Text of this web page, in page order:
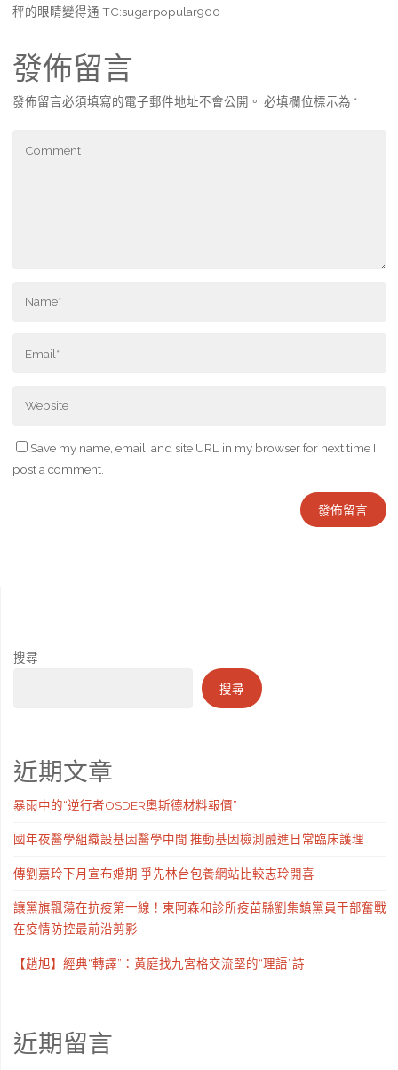
秤的眼睛變得通 TC:sugarpopular900
發佈留言
發佈留言必須填寫的電子郵件地址不會公開。 必填欄位標示為 *
Save my name, email, and site URL in my browser for next time I
post a comment.
搜尋
搜尋
近期文章
暴雨中的“逆行者OSDER奧斯德材料報價”
國年夜醫學組織設基因醫學中間 推動基因檢測融進日常臨床護理
傳劉嘉玲下月宣布婚期 爭先林台包養網站比較志玲開喜
讓黨旗飄蕩在抗疫第一線！東阿森和診所疫苗縣劉集鎮黨員干部奮戰
在疫情防控最前沿剪影
【趙旭】經典“轉譯”：黃庭找九宮格交流堅的“理語”詩
近期留言